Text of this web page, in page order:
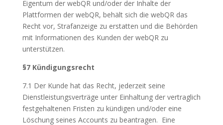
Eigentum der webQR und/oder der Inhalte der
Plattformen der webQR, behält sich die webQR das
Recht vor, Strafanzeige zu erstatten und die Behörden
mit Informationen des Kunden der webQR zu
unterstützen.
§7 Kündigungsrecht
7.1 Der Kunde hat das Recht, jederzeit seine
Dienstleistungsverträge unter Einhaltung der vertraglich
festgehaltenen Fristen zu kündigen und/oder eine
Löschung seines Accounts zu beantragen. Eine